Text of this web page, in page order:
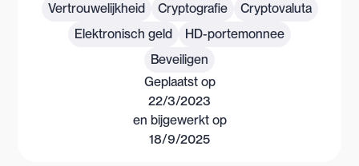
Vertrouwelijkheid
Cryptografie
Cryptovaluta
Elektronisch geld
HD-portemonnee
Beveiligen
Geplaatst op
22/3/2023
en bijgewerkt op
18/9/2025